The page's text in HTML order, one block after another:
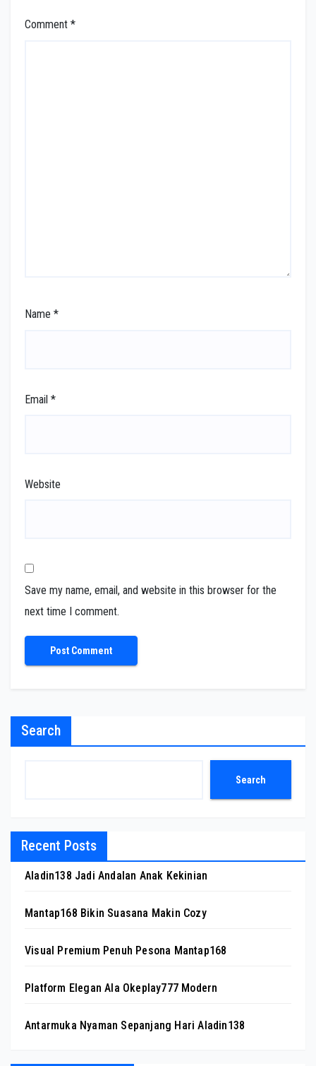
Comment *
Name *
Email *
Website
Save my name, email, and website in this browser for the
next time I comment.
Search
Search
Recent Posts
Aladin138 Jadi Andalan Anak Kekinian
Mantap168 Bikin Suasana Makin Cozy
Visual Premium Penuh Pesona Mantap168
Platform Elegan Ala Okeplay777 Modern
Antarmuka Nyaman Sepanjang Hari Aladin138